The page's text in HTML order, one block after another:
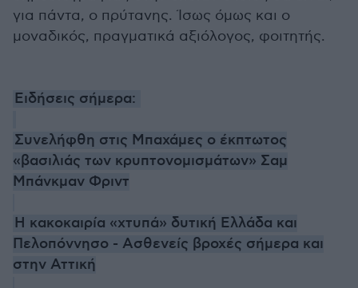
για πάντα, ο πρύτανης. Ίσως όμως και ο
μοναδικός, πραγματικά αξιόλογος, φοιτητής.
Ειδήσεις σήμερα:
Συνελήφθη στις Μπαχάμες ο έκπτωτος
«βασιλιάς των κρυπτονομισμάτων» Σαμ
Μπάνκμαν Φριντ
Η κακοκαιρία «χτυπά» δυτική Ελλάδα και
Πελοπόννησο - Ασθενείς βροχές σήμερα και
στην Αττική